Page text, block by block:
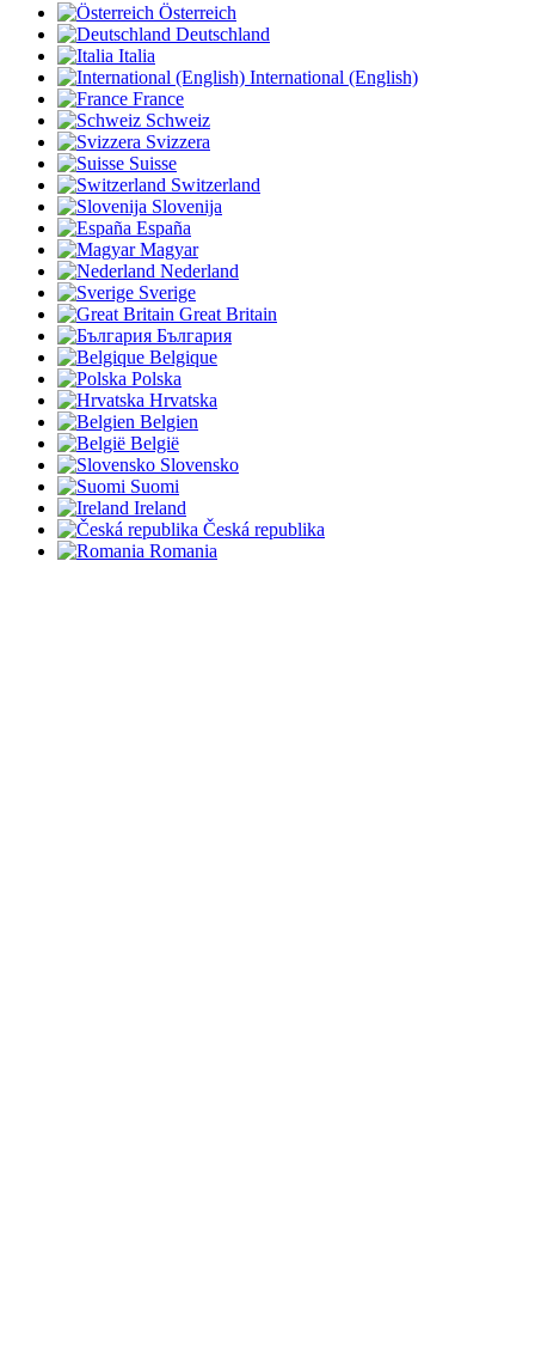
Österreich
Deutschland
Italia
International (English)
France
Schweiz
Svizzera
Suisse
Switzerland
Slovenija
España
Magyar
Nederland
Sverige
Great Britain
България
Belgique
Polska
Hrvatska
Belgien
België
Slovensko
Suomi
Ireland
Česká republika
Romania